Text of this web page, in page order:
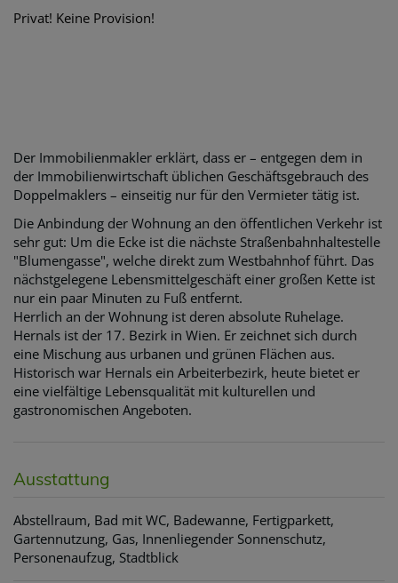
Privat! Keine Provision!
Der Immobilienmakler erklärt, dass er – entgegen dem in
der Immobilienwirtschaft üblichen Geschäftsgebrauch des
Doppelmaklers – einseitig nur für den Vermieter tätig ist.
Die Anbindung der Wohnung an den öffentlichen Verkehr ist
sehr gut: Um die Ecke ist die nächste Straßenbahnhaltestelle
"Blumengasse", welche direkt zum Westbahnhof führt. Das
nächstgelegene Lebensmittelgeschäft einer großen Kette ist
nur ein paar Minuten zu Fuß entfernt.
Herrlich an der Wohnung ist deren absolute Ruhelage.
Hernals ist der 17. Bezirk in Wien. Er zeichnet sich durch
eine Mischung aus urbanen und grünen Flächen aus.
Historisch war Hernals ein Arbeiterbezirk, heute bietet er
eine vielfältige Lebensqualität mit kulturellen und
gastronomischen Angeboten.
Ausstattung
Abstellraum Bad mit WC Badewanne Fertigparkett
Gartennutzung Gas Innenliegender Sonnenschutz
Personenaufzug Stadtblick